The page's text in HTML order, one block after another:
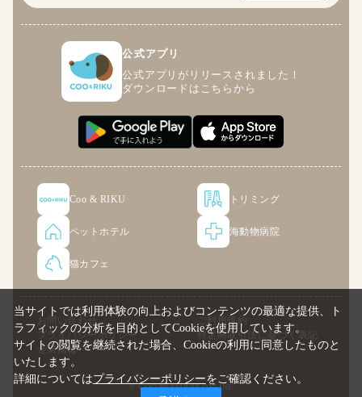
公式アプリ
公式アプリがリリースされました！
ダウンロードはこちらから
Coo & RIKU トリミング
ペットホテル 海動物病院
猫カフェ
お問い合わせ
ご利用規約
プライバシーポリシー
特定商取引法に基づく表記
企業情報
© COO PREMIUM ONLINE
当サイトでは利用体験の向上およびコンテンツの最適な提供、ト
ラフィックの分析を目的としてCookieを使用しています。
サイトの閲覧を継続された場合、Cookieの利用に同意したものと
いたします。
詳細についてはプライバシーポリシーをご確認ください。